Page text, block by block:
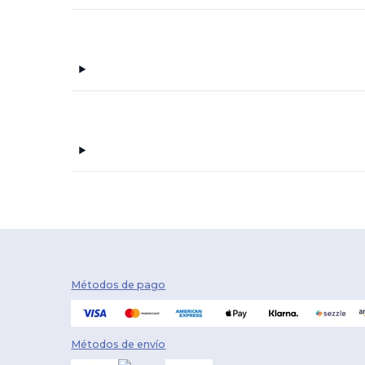
Jerzees (4)
Lane Seven (1)
Métodos de pago
Métodos de envío